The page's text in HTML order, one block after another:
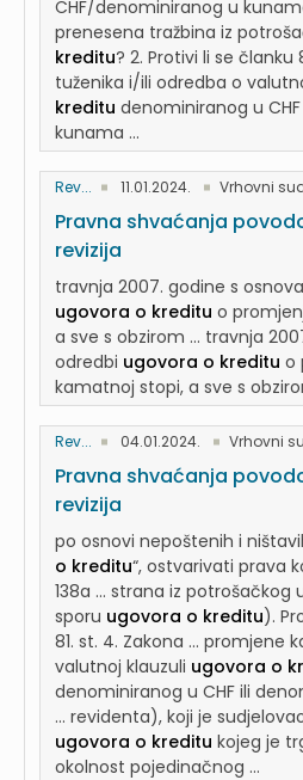
CHF/denominiranog u
prenesena tražbina iz
kreditu? 2. Protivi li se članku
tuženika i/ili odredba o
kreditu denominiranog u
kunama ...
Rev... 11.01.2024. Vrhovni
Pravna shvaćanja
revizija
travnja 2007. godine s
ugovora o kreditu o
a sve s obzirom ... travnja
odredbi ugovora o kreditu o
kamatnoj stopi, a sve s
Rev... 04.01.2024. Vrhovni
Pravna shvaćanja
revizija
po osnovi nepoštenih i
o kreditu“, ostvarivati prava
138a ... strana iz
sporu ugovora o kreditu).
81. st. 4. Zakona ... promjene
valutnoj klauzuli ugovora o
denominiranog u CHF ili
... revidenta), koji je
ugovora o kreditu kojeg je
okolnost pojedinačnog ...